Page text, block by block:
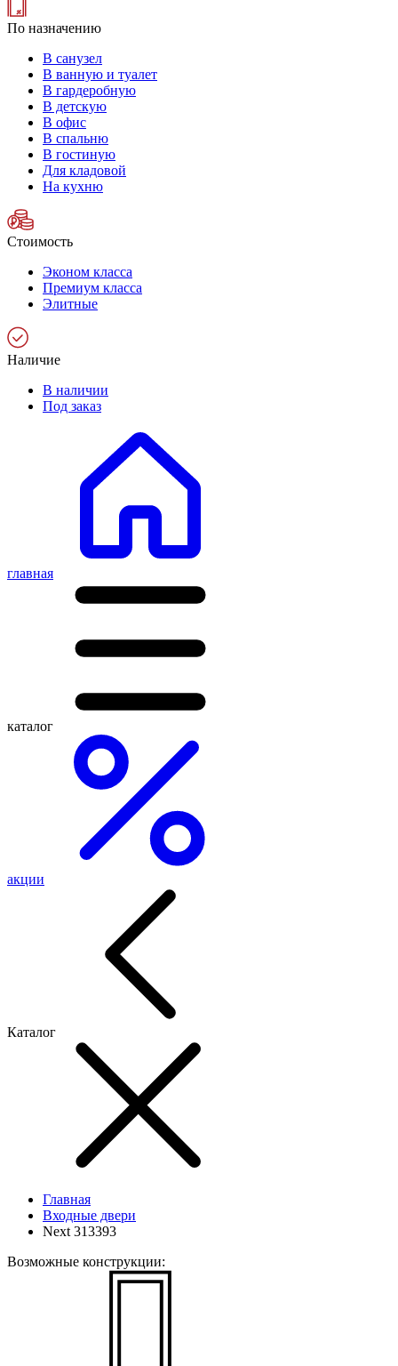
По назначению
В санузел
В ванную и туалет
В гардеробную
В детскую
В офис
В спальню
В гостиную
Для кладовой
На кухню
Стоимость
Эконом класса
Премиум класса
Элитные
Наличие
В наличии
Под заказ
главная
каталог
акции
Каталог
Главная
Входные двери
Next 313393
Возможные конструкции: